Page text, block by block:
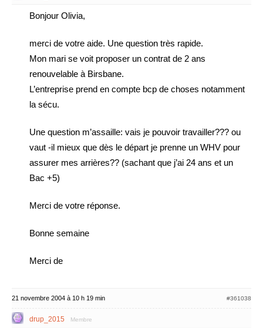
Bonjour Olivia,
merci de votre aide. Une question très rapide.
Mon mari se voit proposer un contrat de 2 ans
renouvelable à Birsbane.
L’entreprise prend en compte bcp de choses notamment
la sécu.
Une question m’assaille: vais je pouvoir travailler??? ou
vaut -il mieux que dès le départ je prenne un WHV pour
assurer mes arrières?? (sachant que j’ai 24 ans et un
Bac +5)
Merci de votre réponse.
Bonne semaine
Merci de
21 novembre 2004 à 10 h 19 min #361038
drup_2015 Membre